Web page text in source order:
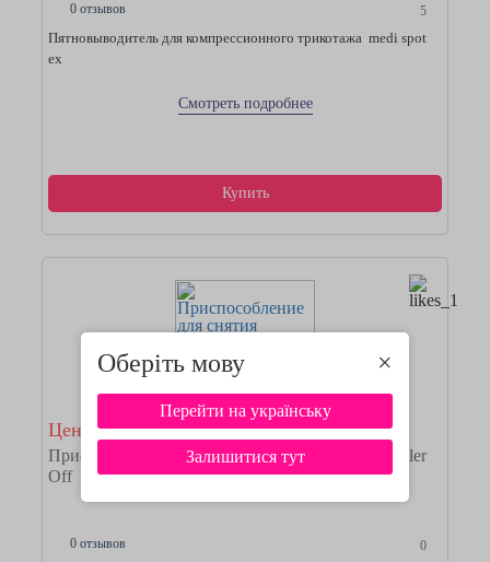
Оберіть мову ×
Перейти на українську
Залишитися тут
0 отзывов 5
Пятновыводитель для компрессионного трикотажа medi spot
ex
Смотреть подробнее
Купить
Цена 1900 грн
Приспособление для снятия трикотажа medi Butler
Off
0 отзывов 0